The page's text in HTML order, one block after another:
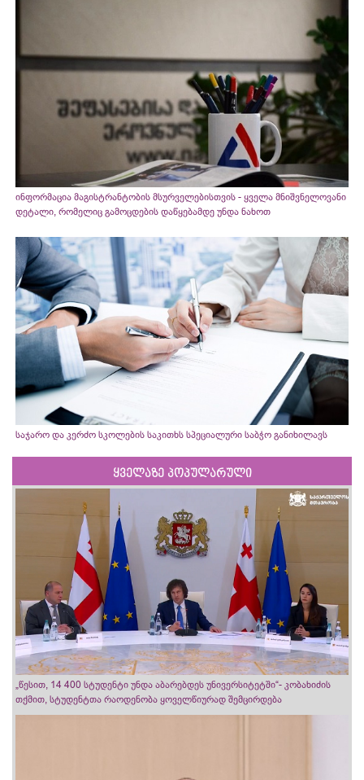
ინფორმაცია მაგისტრანტობის მსურველებისთვის - ყველა მნიშვნელოვანი
დეტალი, რომელიც გამოცდების დაწყებამდე უნდა ნახოთ
საჯარო და კერძო სკოლების საკითხს სპეციალური საბჭო განიხილავს
ყველაზე პოპულარული
„წესით, 14 400 სტუდენტი უნდა აბარებდეს უნივერსიტეტში“- კობახიძის
თქმით, სტუდენტთა რაოდენობა ყოველწიურად შემცირდება